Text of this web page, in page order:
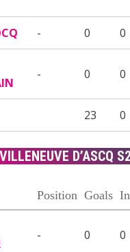
- 0 0
- 0 0
23 0
D’ASCQ
Position Goals
- 0 0